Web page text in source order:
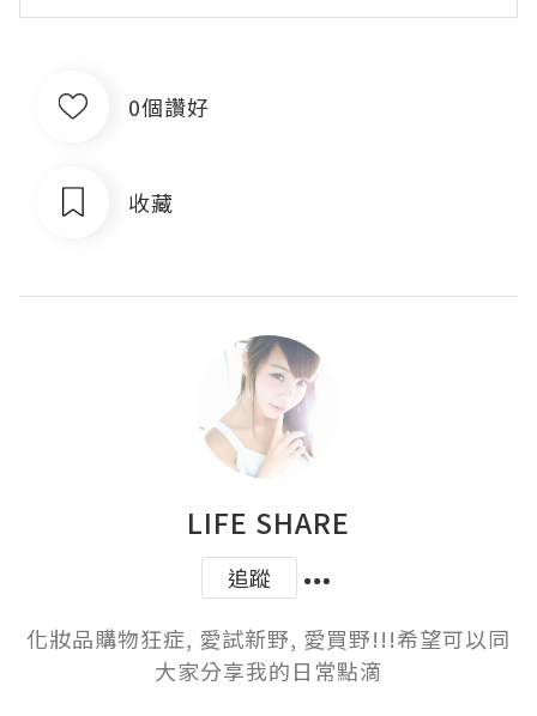
0個讚好
收藏
LIFE SHARE
追蹤
化妝品購物狂症, 愛試新野, 愛買野!!!希望可以同
大家分享我的日常點滴